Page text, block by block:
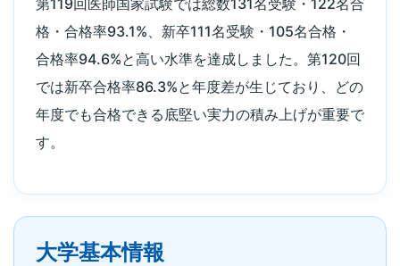
格・合格率93.1%、新卒111名受験・105名合格・
合格率94.6%と高い水準を達成しました。第120回
では新卒合格率86.3%と年度差が生じており、どの
年度でも合格できる底堅い実力の積み上げが重要で
す。
大学基本情報